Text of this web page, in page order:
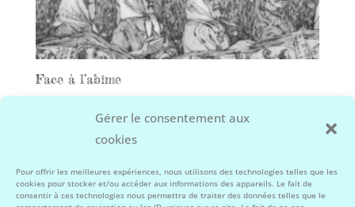
Gérer le consentement aux
cookies
Pour offrir les meilleures expériences, nous utilisons des technologies telles que les
cookies pour stocker et/ou accéder aux informations des appareils. Le fait de
consentir à ces technologies nous permettra de traiter des données telles que le
Face à l’abîme
Facebook
Instagram